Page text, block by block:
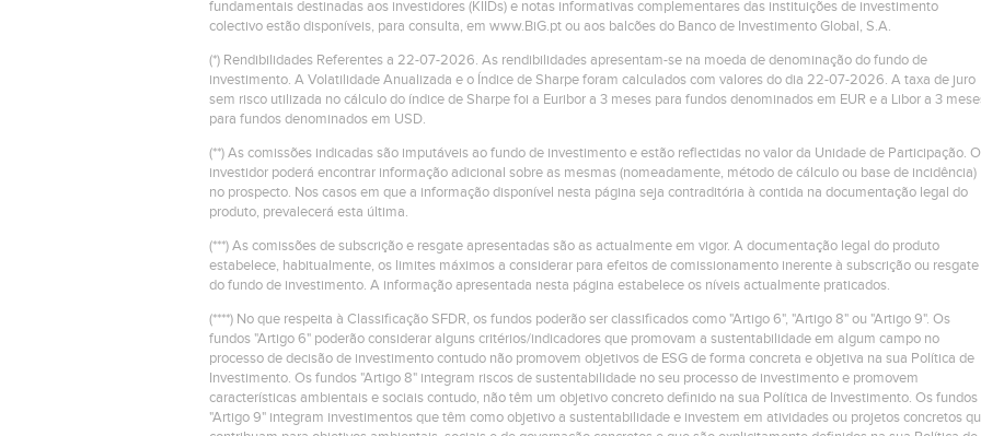
fundamentais destinadas aos investidores (KIIDs) e notas informativas complementares das instituições de investimento
colectivo estão disponíveis, para consulta, em www.BiG.pt ou aos balcões do Banco de Investimento Global, S.A.
(*) Rendibilidades Referentes a 22-07-2026. As rendibilidades apresentam-se na moeda de denominação do fundo de
investimento. A Volatilidade Anualizada e o Índice de Sharpe foram calculados com valores do dia 22-07-2026. A taxa de juro
sem risco utilizada no cálculo do índice de Sharpe foi a Euribor a 3 meses para fundos denominados em EUR e a Libor a 3
para fundos denominados em USD.
(**) As comissões indicadas são imputáveis ao fundo de investimento e estão reflectidas no valor da Unidade de Participação. O
investidor poderá encontrar informação adicional sobre as mesmas (nomeadamente, método de cálculo ou base de incidência)
no prospecto. Nos casos em que a informação disponível nesta página seja contraditória à contida na documentação legal do
produto, prevalecerá esta última.
(***) As comissões de subscrição e resgate apresentadas são as actualmente em vigor. A documentação legal do produto
estabelece, habitualmente, os limites máximos a considerar para efeitos de comissionamento inerente à subscrição ou resgate
do fundo de investimento. A informação apresentada nesta página estabelece os níveis actualmente praticados.
(****) No que respeita à Classificação SFDR, os fundos poderão ser classificados como "Artigo 6", "Artigo 8" ou "Artigo 9". Os
fundos "Artigo 6" poderão considerar alguns critérios/indicadores que promovam a sustentabilidade em algum campo no
processo de decisão de investimento contudo não promovem objetivos de ESG de forma concreta e objetiva na sua Política de
Investimento. Os fundos "Artigo 8" integram riscos de sustentabilidade no seu processo de investimento e promovem
características ambientais e sociais contudo, não têm um objetivo concreto definido na sua Política de Investimento. Os fundos
"Artigo 9" integram investimentos que têm como objetivo a sustentabilidade e investem em atividades ou projetos concretos